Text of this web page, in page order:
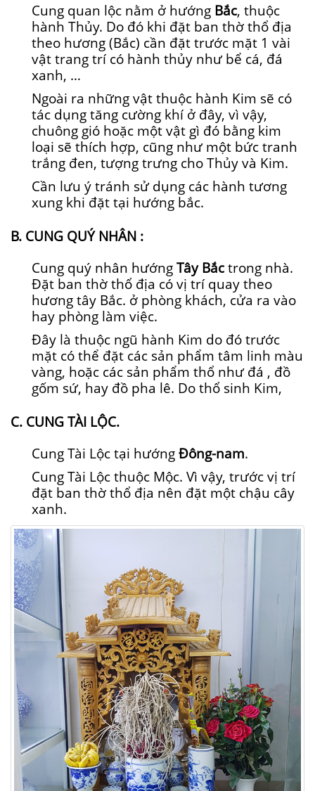
Cung quan lộc nằm ở hướng Bắc, thuộc
hành Thủy. Do đó khi đặt ban thờ thổ địa
theo hương (Bắc) cần đặt trước mặt 1 vài
vật trang trí có hành thủy như bể cá, đá
xanh, …
Ngoài ra những vật thuộc hành Kim sẽ có
tác dụng tăng cường khí ở đây, vì vậy,
chuông gió hoặc một vật gì đó bằng kim
loại sẽ thích hợp, cũng như một bức tranh
trắng đen, tượng trưng cho Thủy và Kim.
Cần lưu ý tránh sử dụng các hành tương
xung khi đặt tại hướng bắc.
B. CUNG QUÝ NHÂN :
Cung quý nhân hướng Tây Bắc trong nhà.
Đặt ban thờ thổ địa có vị trí quay theo
hương tây Bắc. ở phòng khách, cửa ra vào
hay phòng làm việc.
Đây là thuộc ngũ hành Kim do đó trước
mặt có thể đặt các sản phẩm tâm linh màu
vàng, hoặc các sản phẩm thổ như đá , đồ
gốm sứ, hay đồ pha lê. Do thổ sinh Kim,
C. CUNG TÀI LỘC.
Cung Tài Lộc tại hướng Đông-nam.
Cung Tài Lộc thuộc Mộc. Vì vậy, trước vị trí
đặt ban thờ thổ địa nên đặt một chậu cây
xanh.